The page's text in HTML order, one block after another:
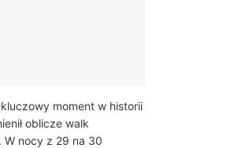
moment w historii
oblicze walk
W nocy z 29 na 30